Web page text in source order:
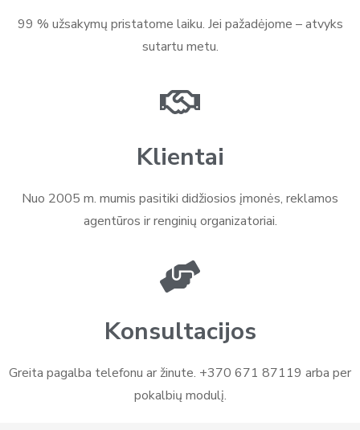
99 % užsakymų pristatome laiku. Jei pažadėjome – atvyks
sutartu metu.
Klientai
Nuo 2005 m. mumis pasitiki didžiosios įmonės, reklamos
agentūros ir renginių organizatoriai.
Konsultacijos
Greita pagalba telefonu ar žinute. +370 671 87119 arba per
pokalbių modulį.